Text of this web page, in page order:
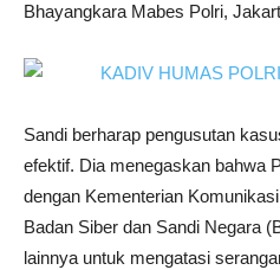
Bhayangkara Mabes Polri,
Sandi berharap pengusutan
efektif. Dia menegaskan bahwa
dengan Kementerian
Badan Siber dan Sandi Negara
lainnya untuk mengatasi